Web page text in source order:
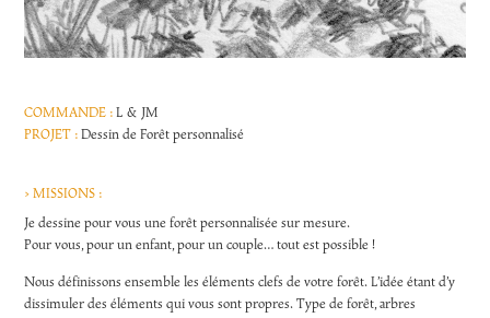
COMMANDE :L & JM
PROJET :Dessin de Forêt personnalisé
> MISSIONS :
Je dessine pour vous une forêt personnalisée sur mesure.
Pour vous, pour un enfant, pour un couple… tout est possible !
Nous définissons ensemble les éléments clefs de votre forêt. L’idée étant d’y
dissimuler des éléments qui vous sont propres. Type de forêt, arbres